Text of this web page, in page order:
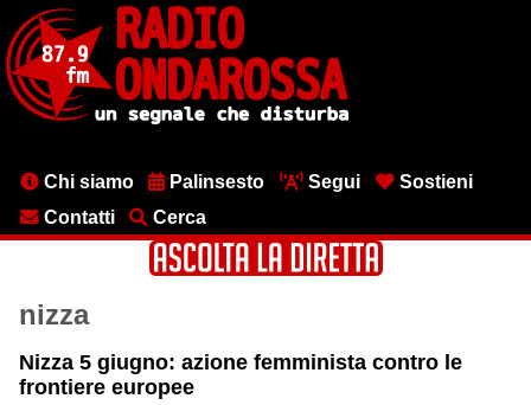
contenuto
principale
MenuChi siamo Palinsesto Segui
Sostieni
Contatti
Cerca
nizza
Nizza 5 giugno: azione femminista contro le
frontiere europee